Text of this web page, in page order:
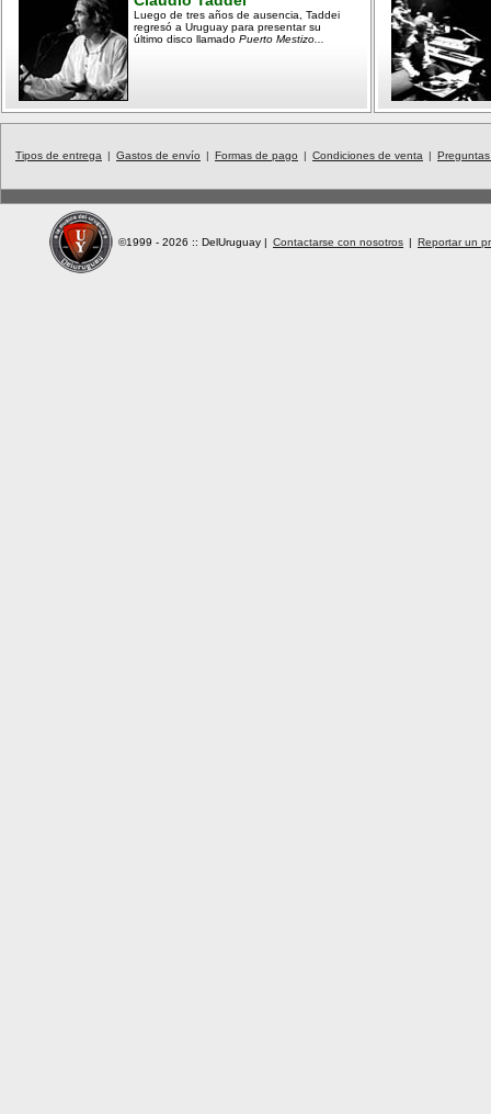
Luego de tres años de ausencia, Taddei
regresó a Uruguay para presentar su
último disco llamado Puerto Mestizo...
Tipos de entrega | Gastos de envío | Formas de pago | Condiciones de venta |
©1999 - 2026 :: DelUruguay | Contactarse con nosotros | Reportar un